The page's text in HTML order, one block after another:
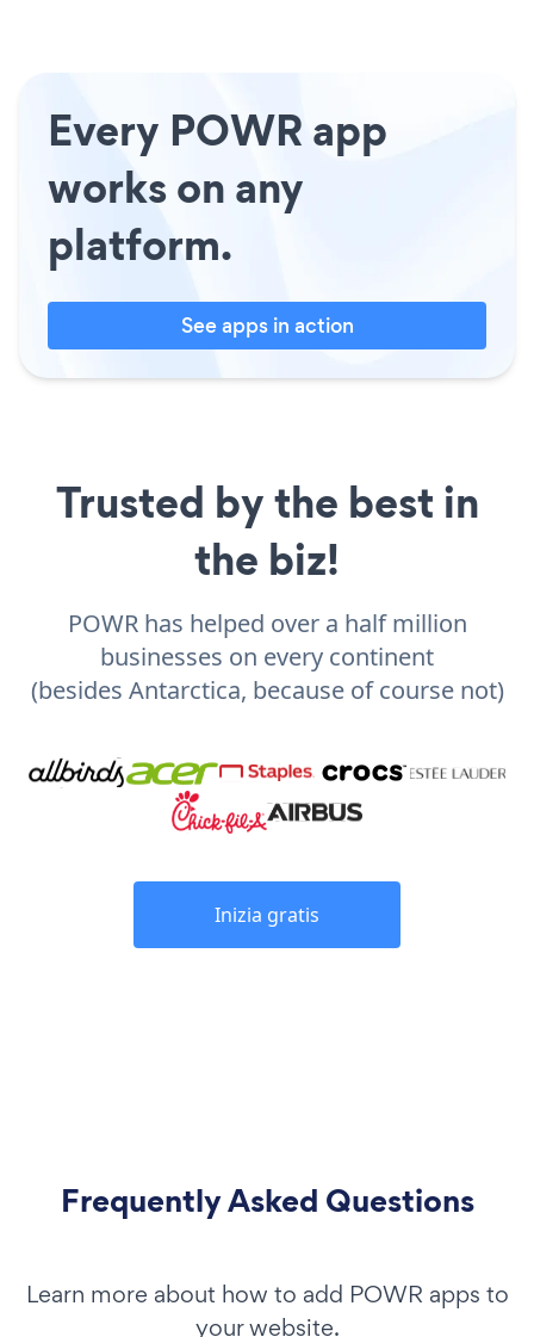
Every POWR app
works on any
platform.
See apps in action
Trusted by the best in
the biz!
POWR has helped over a half million
businesses on every continent
(besides Antarctica, because of course not)
Inizia gratis
Frequently Asked Questions
Learn more about how to add POWR apps to
your website.